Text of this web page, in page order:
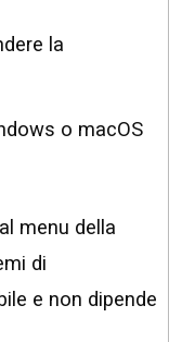
la
o macOS
menu della
di
e non dipende